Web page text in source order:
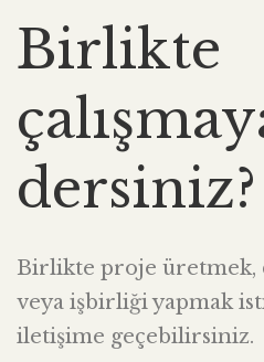
Birlikte
dersiniz?
Birlikte proje üretmek,
veya işbirliği yapmak
iletişime geçebilirsiniz.